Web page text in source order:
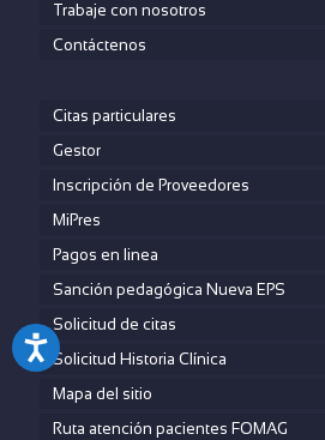
Trabaje con nosotros
Contáctenos
Citas particulares
Gestor
Inscripción de Proveedores
MiPres
Pagos en linea
Sanción pedagógica Nueva EPS
Solicitud de citas
Solicitud Historia Clínica
Mapa del sitio
Ruta atención pacientes FOMAG